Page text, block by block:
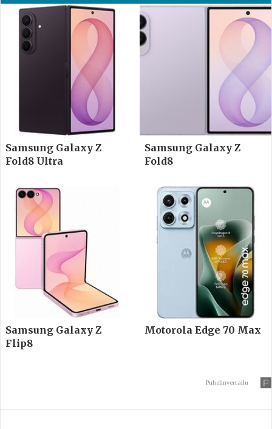
Samsung Galaxy Z
Fold8 Ultra
Samsung Galaxy Z
Fold8
Samsung Galaxy Z
Flip8
Motorola Edge 70 Max
Puhelinvertailu